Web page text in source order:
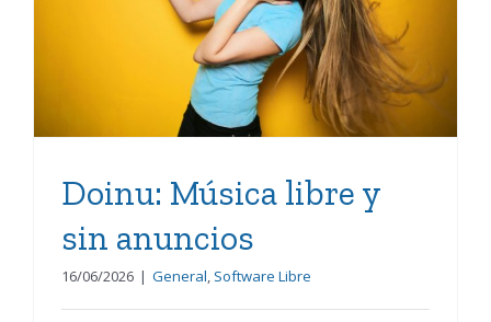
anuncios
Doinu: Música libre y
sin anuncios
16/06/2026 | General Software Libre